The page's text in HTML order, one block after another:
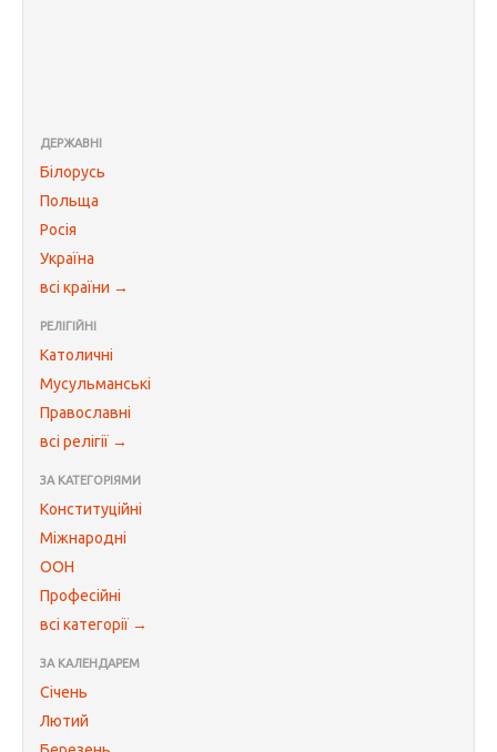
ДЕРЖАВНІ
Білорусь
Польща
Росія
Україна
всі країни →
РЕЛІГІЙНІ
Католичні
Мусульманські
Православні
всі релігії →
ЗА КАТЕГОРІЯМИ
Конституційні
Міжнародні
ООН
Професійні
всі категорії →
ЗА КАЛЕНДАРЕМ
Січень
Лютий